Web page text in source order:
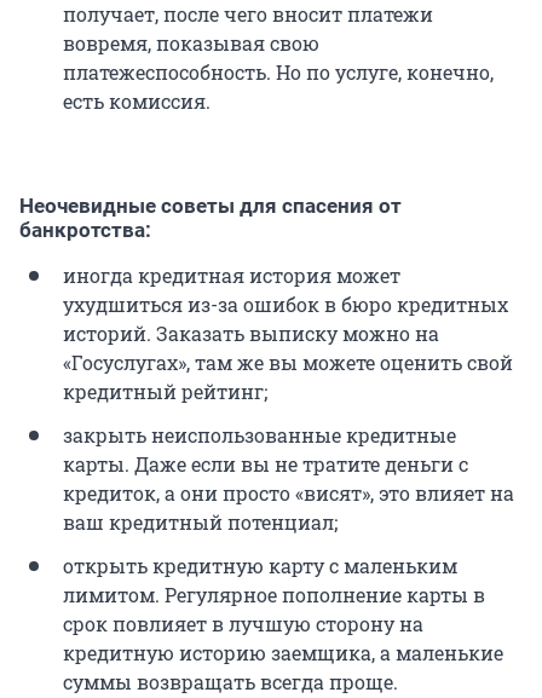
получает, после чего вносит платежи
вовремя, показывая свою
платежеспособность. Но по услуге, конечно,
есть комиссия.
Неочевидные советы для спасения от
банкротства:
иногда кредитная история может
ухудшиться из-за ошибок в бюро кредитных
историй. Заказать выписку можно на
«Госуслугах», там же вы можете оценить свой
кредитный рейтинг;
закрыть неиспользованные кредитные
карты. Даже если вы не тратите деньги с
кредиток, а они просто «висят», это влияет на
ваш кредитный потенциал;
открыть кредитную карту с маленьким
лимитом. Регулярное пополнение карты в
срок повлияет в лучшую сторону на
кредитную историю заемщика, а маленькие
суммы возвращать всегда проще.